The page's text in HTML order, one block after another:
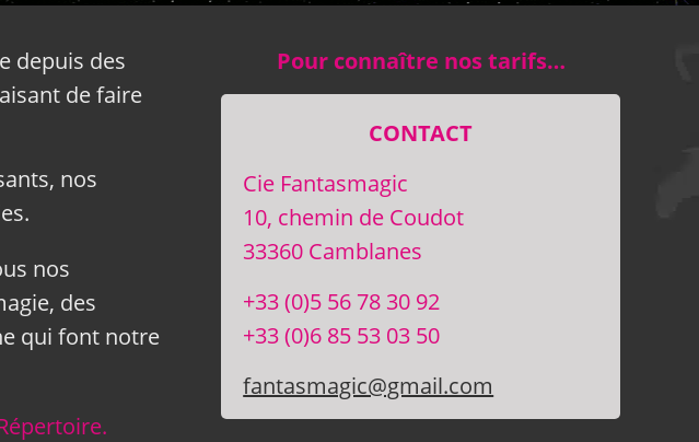
depuis des
de faire
nos
nos
des
qui font notre
Pour connaître nos tarifs…
CONTACT
Cie Fantasmagic
10, chemin de Coudot
33360 Camblanes
+33 (0)5 56 78 30 92
+33 (0)6 85 53 03 50
fantasmagic@gmail.com